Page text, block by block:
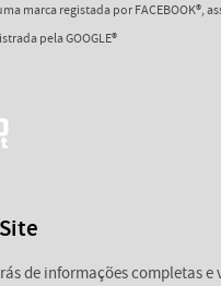
marca registada por FACEBOOK®,
pela GOOGLE®
de informações completas e